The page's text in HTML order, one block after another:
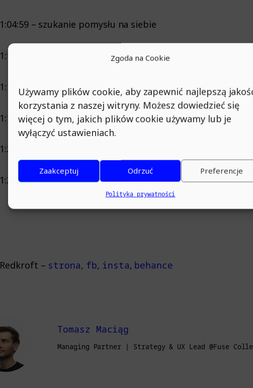
Zgoda na Cookie
Używamy plików cookie, aby zapewnić najlepszą
korzystania z naszej witryny. Możesz dowiedzieć się
więcej o tym, jakich plików cookie używamy lub je
wyłączyć ustawieniach.
Zaakceptuj Odrzuć Preferencje
Polityka prywatności
1:04:59 – szukanie pomysłu na siebie
1:11:03 – wpływ budowania portfolio i strony na rozwój
1:14:12 – o komforcie i zagrożeniach współpracy ze
1:15:32 – momenty zwrotne i zmiany w zespole
1:20:59 – trudne momenty w relacjach i płynąca z nich
1:27:20 – wpływ pandemii na biznes
Redkroft – strona, fb, insta, behance
Tomasz Maciąg
Managing Partner | Strategy & UX Lead @Fuse